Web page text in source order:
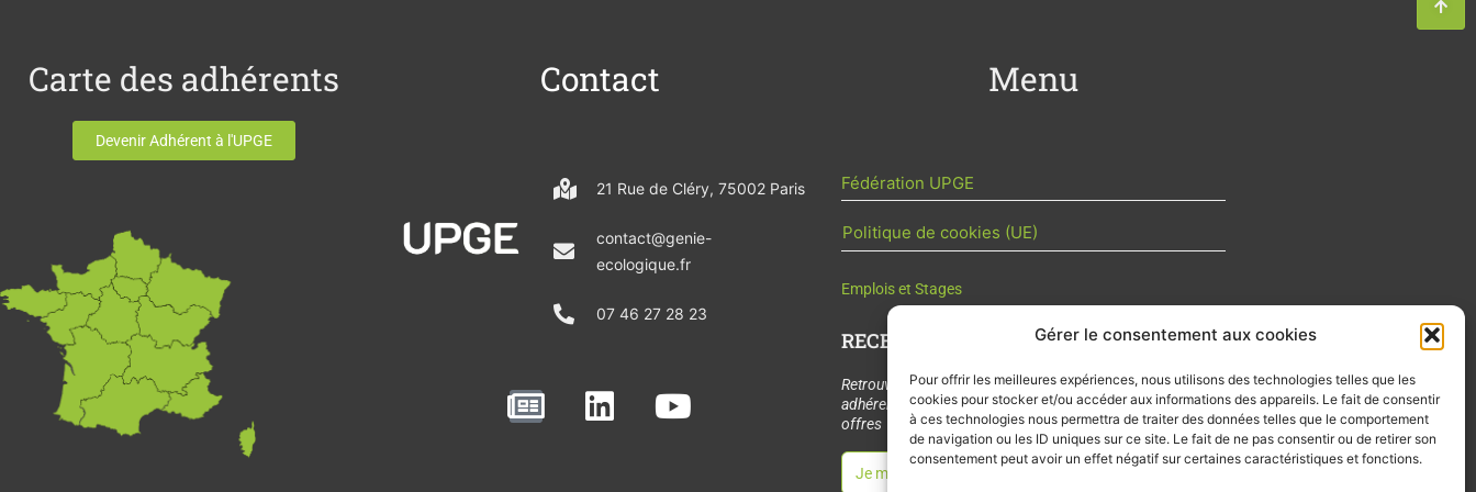
Gérer le consentement aux cookies
Pour offrir les meilleures expériences, nous utilisons des technologies telles que les
cookies pour stocker et/ou accéder aux informations des appareils. Le fait de consentir
à ces technologies nous permettra de traiter des données telles que le comportement
de navigation ou les ID uniques sur ce site. Le fait de ne pas consentir ou de retirer son
consentement peut avoir un effet négatif sur certaines caractéristiques et fonctions.
Carte des adhérents
Devenir Adhérent à l'UPGE
Contact
21 Rue de Cléry, 75002 Paris
contact@genie-
ecologique.fr
07 46 27 28 23
N
e
L
i
Y
o
Menu
Fédération UPGE
Politique de cookies (UE)
Emplois et Stages
RECEVOIR L'ACTU DE LA FILIÈRE
Retrouvez tous les mois les articles terrain de nos
adhérents, les rendez-vous importants de la filière, nos
offres de stages et d’emplois…
Je m'abonne à la lettre d'info